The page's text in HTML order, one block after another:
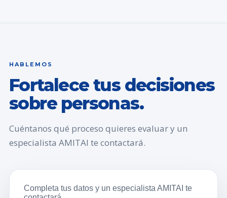
HABLEMOS
Fortalece tus decisiones
sobre personas.
Cuéntanos qué proceso quieres evaluar y un
especialista AMITAI te contactará.